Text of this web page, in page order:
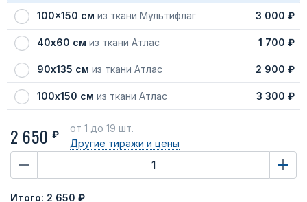
100x150 см из ткани Мультифлаг 3 000 ₽
40х60 см из ткани Атлас 1 700 ₽
90х135 см из ткани Атлас 2 900 ₽
100х150 см из ткани Атлас 3 300 ₽
2 650 ₽
от 1 до 19 шт.
Другие тиражи и цены
Итого: 2 650 ₽